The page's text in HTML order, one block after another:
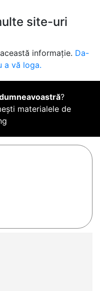
site-uri
informație. Da-
a vă loga.
?
materialele de